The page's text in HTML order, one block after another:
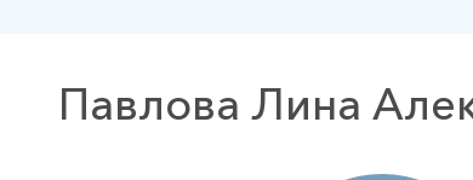
Павлова Лина